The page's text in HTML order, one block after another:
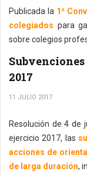
Publicada la 1ª
colegiados para
sobre colegios
2017
11 JULIO 2017
Resolución de 4 de
ejercicio 2017, las
acciones de
de larga duración,